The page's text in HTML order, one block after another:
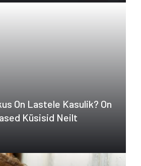
On Lastele Kasulik? On
Küsisid Neilt